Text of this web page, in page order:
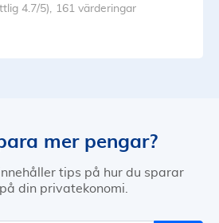
4.7/5), 161 värderingar
mer pengar?
tips på hur du sparar
din privatekonomi.